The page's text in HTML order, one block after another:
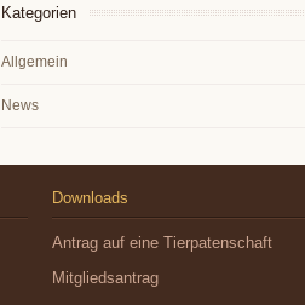
Kategorien
Allgemein
News
Downloads
Antrag auf eine Tierpatenschaft
Mitgliedsantrag